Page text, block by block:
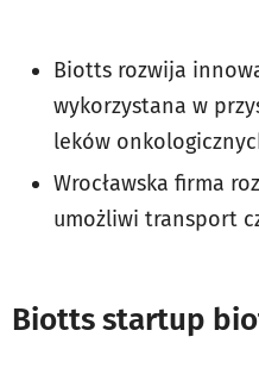
Biotts rozwija
wykorzystana w
leków
Wrocławska firma
umożliwi transport
Biotts startup